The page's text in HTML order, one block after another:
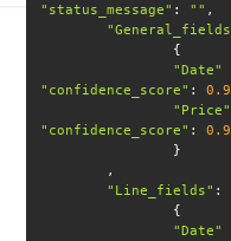
"status_message" : ""
"Date"
"confidence_score" :
"Price"
"confidence_score" :
"Line_fields"
"Date"